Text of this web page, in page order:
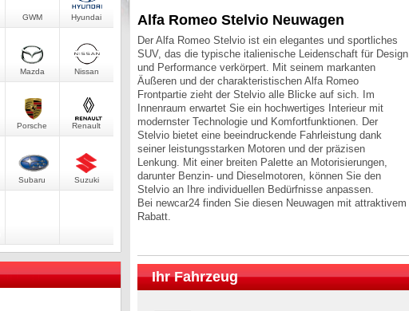
GWM Hyundai
Mazda Nissan
Porsche Renault
Subaru Suzuki
Alfa Romeo Stelvio Neuwagen
Der Alfa Romeo Stelvio ist ein elegantes und sportliches
SUV, das die typische italienische Leidenschaft für Design
und Performance verkörpert. Mit seinem markanten
Äußeren und der charakteristischen Alfa Romeo
Frontpartie zieht der Stelvio alle Blicke auf sich. Im
Innenraum erwartet Sie ein hochwertiges Interieur mit
modernster Technologie und Komfortfunktionen. Der
Stelvio bietet eine beeindruckende Fahrleistung dank
seiner leistungsstarken Motoren und der präzisen
Lenkung. Mit einer breiten Palette an Motorisierungen,
darunter Benzin- und Dieselmotoren, können Sie den
Stelvio an Ihre individuellen Bedürfnisse anpassen.
Bei newcar24 finden Sie diesen Neuwagen mit attraktivem
Rabatt.
Ihr Fahrzeug